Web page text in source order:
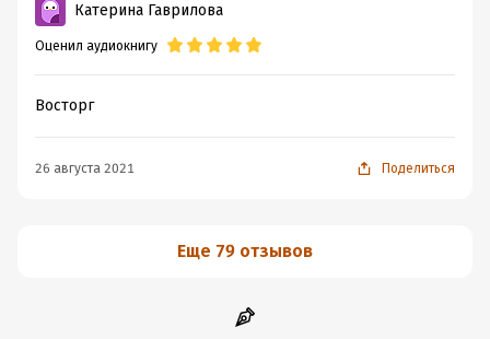
Катерина Гаврилова
Оценил аудиокнигу
Восторг
26 августа 2021 Поделиться
Еще 79 отзывов